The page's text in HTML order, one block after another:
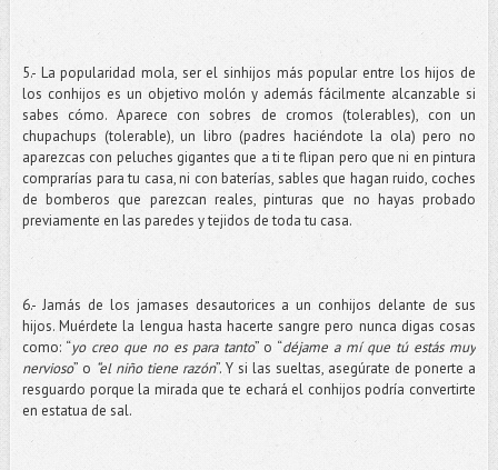
5.- La popularidad mola, ser el sinhijos más popular entre los hijos de
los conhijos es un objetivo molón y además fácilmente alcanzable si
sabes cómo. Aparece con sobres de cromos (tolerables), con un
chupachups (tolerable), un libro (padres haciéndote la ola) pero no
aparezcas con peluches gigantes que a ti te flipan pero que ni en pintura
comprarías para tu casa, ni con baterías, sables que hagan ruido, coches
de bomberos que parezcan reales, pinturas que no hayas probado
previamente en las paredes y tejidos de toda tu casa.
6.- Jamás de los jamases desautorices a un conhijos delante de sus
hijos. Muérdete la lengua hasta hacerte sangre pero nunca digas cosas
como: “yo creo que no es para tanto” o “déjame a mí que tú estás muy
nervioso” o “el niño tiene razón”. Y si las sueltas, asegúrate de ponerte a
resguardo porque la mirada que te echará el conhijos podría convertirte
en estatua de sal.